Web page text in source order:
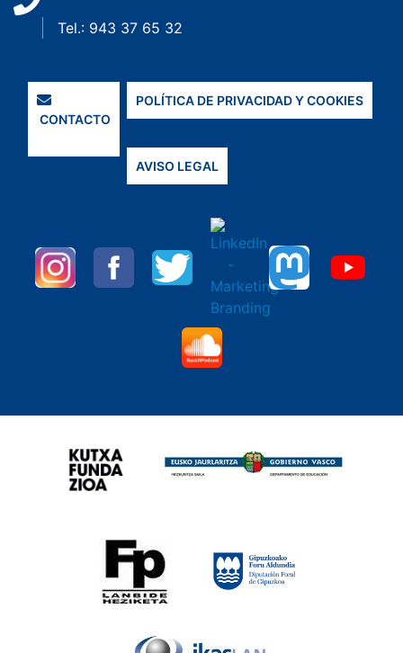
Tel.: 943 37 65 32
CONTACTO
POLÍTICA DE PRIVACIDAD Y COOKIES
AVISO LEGAL